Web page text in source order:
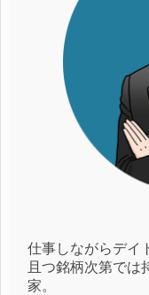
仕事しながらデイ
且つ銘柄次第では
家。